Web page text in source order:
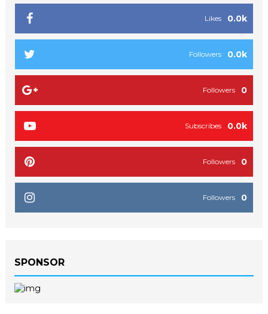
0.0k
Likes
0.0k
Followers
0
Followers
0.0k
Subscribes
0
Followers
0
Followers
SPONSOR